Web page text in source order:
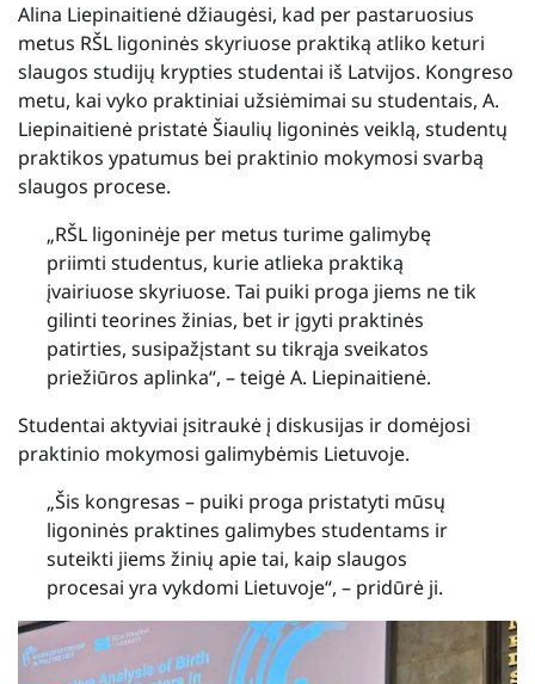
Alina Liepinaitienė džiaugėsi, kad per pastaruosius
metus RŠL ligoninės skyriuose praktiką atliko keturi
slaugos studijų krypties studentai iš Latvijos. Kongreso
metu, kai vyko praktiniai užsiėmimai su studentais, A.
Liepinaitienė pristatė Šiaulių ligoninės veiklą, studentų
praktikos ypatumus bei praktinio mokymosi svarbą
slaugos procese.
„RŠL ligoninėje per metus turime galimybę
priimti studentus, kurie atlieka praktiką
įvairiuose skyriuose. Tai puiki proga jiems ne tik
gilinti teorines žinias, bet ir įgyti praktinės
patirties, susipažįstant su tikrąja sveikatos
priežiūros aplinka“, – teigė A. Liepinaitienė.
Studentai aktyviai įsitraukė į diskusijas ir domėjosi
praktinio mokymosi galimybėmis Lietuvoje.
„Šis kongresas – puiki proga pristatyti mūsų
ligoninės praktines galimybes studentams ir
suteikti jiems žinių apie tai, kaip slaugos
procesai yra vykdomi Lietuvoje“, – pridūrė ji.